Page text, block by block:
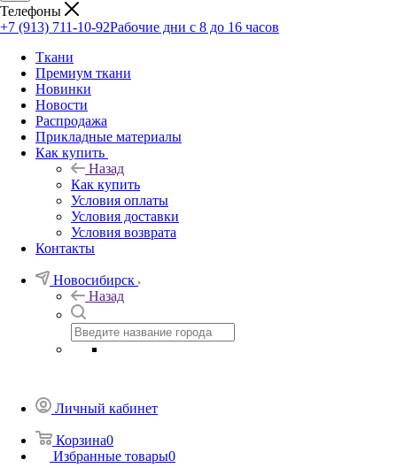
Телефоны
+7 (913) 711-10-92Рабочие дни с 8 до 16 часов
Ткани
Премиум ткани
Новинки
Новости
Распродажа
Прикладные материалы
Как купить
Назад
Как купить
Условия оплаты
Условия доставки
Условия возврата
Контакты
Новосибирск
Назад
Личный кабинет
Корзина0
Избранные товары0